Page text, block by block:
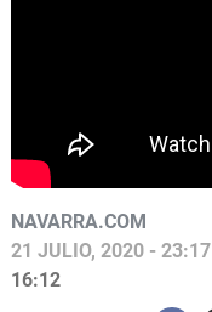
NAVARRA.COM
21 JULIO, 2020 - 23:17
16:12